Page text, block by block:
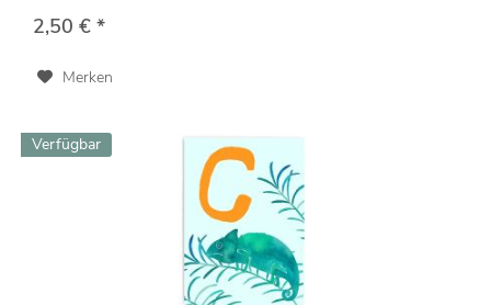
2,50 € *
Merken
Verfügbar